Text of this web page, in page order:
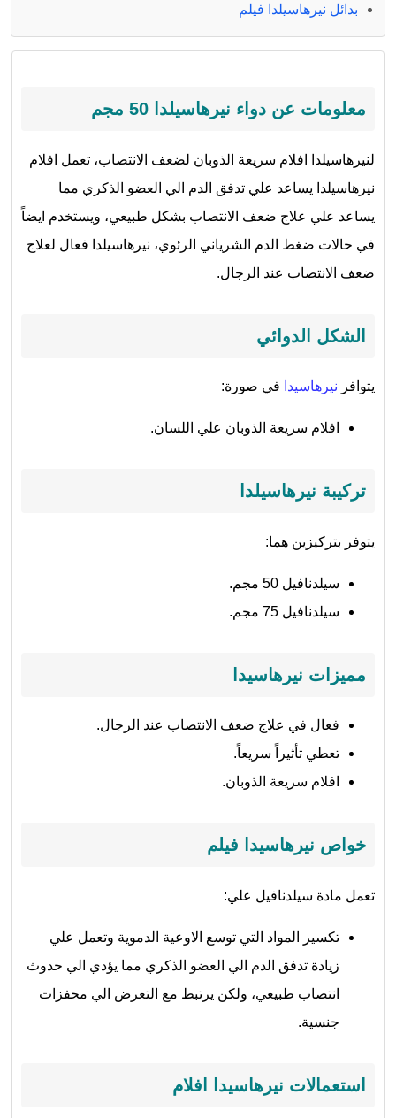
بدائل نيرهاسيلدا فيلم
معلومات عن دواء نيرهاسيلدا 50 مجم
لنيرهاسيلدا افلام سريعة الذوبان لضعف الانتصاب، تعمل افلام
نيرهاسيلدا يساعد علي تدفق الدم الي العضو الذكري مما
يساعد علي علاج ضعف الانتصاب بشكل طبيعي، ويستخدم ايضاً
في حالات ضغط الدم الشرياني الرئوي، نيرهاسيلدا فعال لعلاج
ضعف الانتصاب عند الرجال.
الشكل الدوائي
يتوافر نيرهاسيدا في صورة:
افلام سريعة الذوبان علي اللسان.
تركيبة نيرهاسيلدا
يتوفر بتركيزين هما:
سيلدنافيل 50 مجم.
سيلدنافيل 75 مجم.
مميزات نيرهاسيدا
فعال في علاج ضعف الانتصاب عند الرجال.
تعطي تأثيراً سريعاً.
افلام سريعة الذوبان.
خواص نيرهاسيدا فيلم
تعمل مادة سيلدنافيل علي:
تكسير المواد التي توسع الاوعية الدموية وتعمل علي
زيادة تدفق الدم الي العضو الذكري مما يؤدي الي حدوث
انتصاب طبيعي، ولكن يرتبط مع التعرض الي محفزات
جنسية.
استعمالات نيرهاسيدا افلام